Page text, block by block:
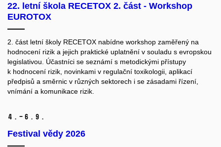
22. letní škola RECETOX 2. část - Workshop
EUROTOX
2. část letní školy RECETOX nabídne workshop zaměřený na
hodnocení rizik a jejich praktické uplatnění v souladu s evropskou
legislativou. Účastníci se seznámí s metodickými přístupy
k hodnocení rizik, novinkami v regulační toxikologii, aplikací
předpisů a směrnic v různých sektorech i se zásadami řízení,
vnímání a komunikace rizik.
4.–6. 9.
Festival vědy 2026